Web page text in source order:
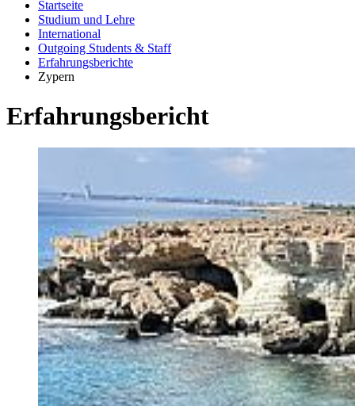
Startseite
Studium und Lehre
International
Outgoing Students & Staff
Erfahrungsberichte
Zypern
Er­fah­rungs­be­richt